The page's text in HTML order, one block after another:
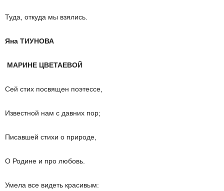
Туда, откуда мы взялись.
Яна ТИУНОВА
МАРИНЕ ЦВЕТАЕВОЙ
Сей стих посвящен поэтессе,
Известной нам с давних пор;
Писавшей стихи о природе,
О Родине и про любовь.
Умела все видеть красивым: